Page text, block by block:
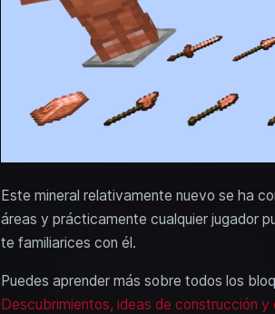
Este mineral relativamente nuevo se ha
áreas y prácticamente cualquier jugador
te familiarices con él.
Puedes aprender más sobre todos los
Descubrimientos, ideas de construcción y